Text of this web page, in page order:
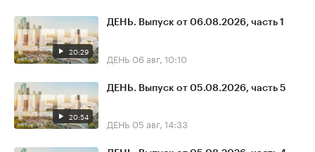
20:29
ДЕНЬ. Выпуск от 06.08.2026, часть 1
ДЕНЬ 06 авг, 10:10
20:54
ДЕНЬ. Выпуск от 05.08.2026, часть 5
ДЕНЬ 05 авг, 14:33